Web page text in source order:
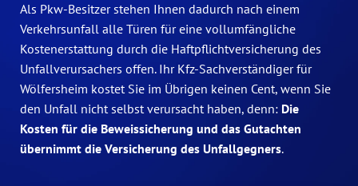
Als Pkw-Besitzer stehen Ihnen dadurch nach einem
Verkehrsunfall alle Türen für eine vollumfängliche
Kostenerstattung durch die Haftpflichtversicherung des
Unfallverursachers offen. Ihr Kfz-Sachverständiger für
Wölfersheim kostet Sie im Übrigen keinen Cent, wenn Sie
den Unfall nicht selbst verursacht haben, denn: Die
Kosten für die Beweissicherung und das Gutachten
übernimmt die Versicherung des Unfallgegners.